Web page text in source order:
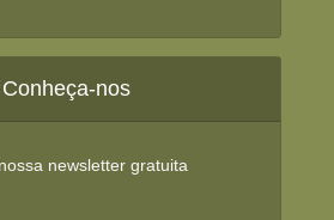
Conheça-nos
newsletter gratuita